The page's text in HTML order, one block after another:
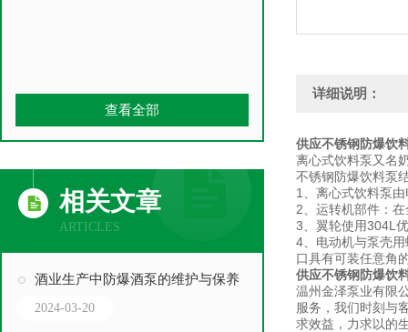
查看全部
相关文章
ARTICLES
酒业生产中防爆酒泵的维护与保养
2024-03-20
详细说明：
供应不锈钢防爆饮
离心式饮料泵又名
不锈钢防爆饮料泵
1、离心式饮料泵
2、运转机部件：
3、翼轮使用304L
4、电动机与泵壳
口具有可装任意角
供应不锈钢防爆饮
温州金泽泵业有限
服务，我们时刻与
求效益，力求以的